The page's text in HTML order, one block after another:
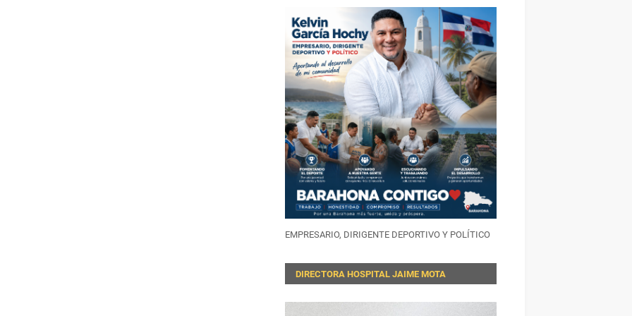
EMPRESARIO, DIRIGENTE DEPORTIVO Y POLÍTICO
DIRECTORA HOSPITAL JAIME MOTA